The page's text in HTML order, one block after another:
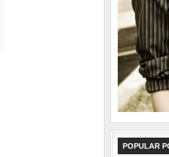
POPULAR